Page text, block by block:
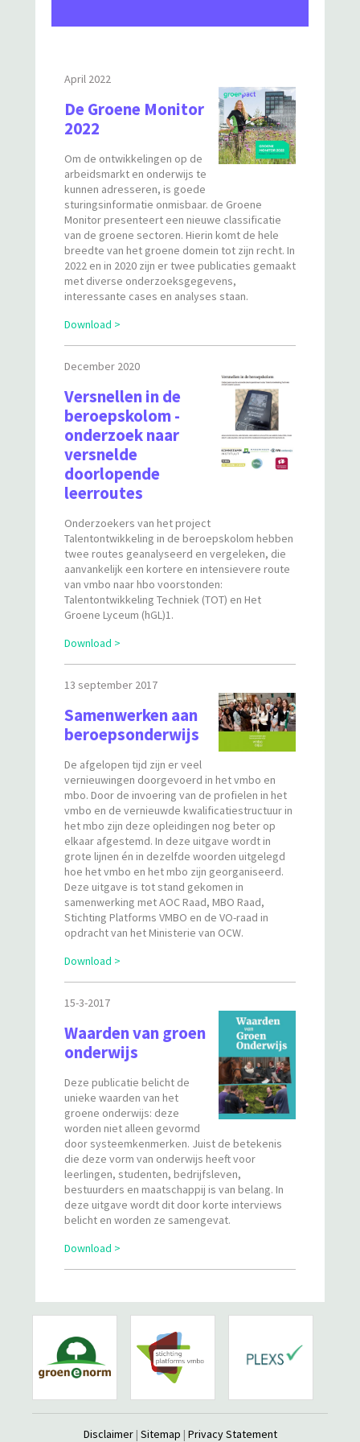
Opleiden voor een groene
toekomst
Werk maken van de groene
economie
wereld!
De groene wereld begint bij
Werk maken van de groene
De groene wereld begint bij
ons!
Bijdragen aan groene groei
April 2022
De Groene Monitor
2022
Om de ontwikkelingen op de
arbeidsmarkt en onderwijs te
kunnen adresseren, is goede
sturingsinformatie onmisbaar. de Groene
Monitor presenteert een nieuwe classificatie
van de groene sectoren. Hierin komt de hele
breedte van het groene domein tot zijn recht. In
2022 en in 2020 zijn er twee publicaties gemaakt
met diverse onderzoeksgegevens,
interessante cases en analyses staan.
Download >
December 2020
Versnellen in de
beroepskolom -
onderzoek naar
versnelde
doorlopende
leerroutes
Onderzoekers van het project
Talentontwikkeling in de beroepskolom hebben
twee routes geanalyseerd en vergeleken, die
aanvankelijk een kortere en intensievere route
van vmbo naar hbo voorstonden:
Talentontwikkeling Techniek (TOT) en Het
Groene Lyceum (hGL)1.
Download >
13 september 2017
Samenwerken aan
beroepsonderwijs
De afgelopen tijd zijn er veel
vernieuwingen doorgevoerd in het vmbo en
mbo. Door de invoering van de profielen in het
vmbo en de vernieuwde kwalificatiestructuur in
het mbo zijn deze opleidingen nog beter op
elkaar afgestemd. In deze uitgave wordt in
grote lijnen én in dezelfde woorden uitgelegd
hoe het vmbo en het mbo zijn georganiseerd.
Deze uitgave is tot stand gekomen in
samenwerking met AOC Raad, MBO Raad,
Stichting Platforms VMBO en de VO-raad in
opdracht van het Ministerie van OCW.
Download >
15-3-2017
Waarden van groen
onderwijs
Deze publicatie belicht de
unieke waarden van het
groene onderwijs: deze
worden niet alleen gevormd
door systeemkenmerken. Juist de betekenis
die deze vorm van onderwijs heeft voor
leerlingen, studenten, bedrijfsleven,
bestuurders en maatschappij is van belang. In
deze uitgave wordt dit door korte interviews
belicht en worden ze samengevat.
Download >
Disclaimer| Sitemap | Privacy Statement